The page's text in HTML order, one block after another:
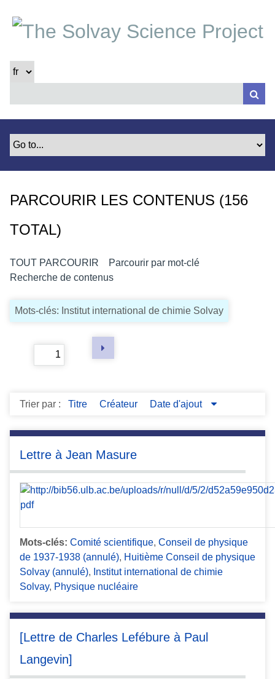
t
PARCOURIR LES CONTENUS (156
TOTAL)
TOUT PARCOURIR
Parcourir par mot-clé
Recherche de contenus
Mots-clés: Institut international de chimie Solvay
Trier par : Titre Créateur Date d'ajout
Lettre à Jean Masure
Mots-clés: Comité scientifique, Conseil de physique
de 1937-1938 (annulé), Huitième Conseil de physique
Solvay (annulé), Institut international de chimie
Solvay, Physique nucléaire
[Lettre de Charles Lefébure à Paul
Langevin]